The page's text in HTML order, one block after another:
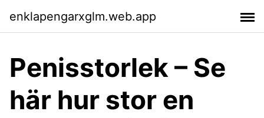
enklapengarxglm.web.app
Penisstorlek – Se
här hur stor en